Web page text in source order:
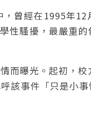
曾經在1995年
性騷擾，最嚴重
而曝光。起初，
該事件「只是小